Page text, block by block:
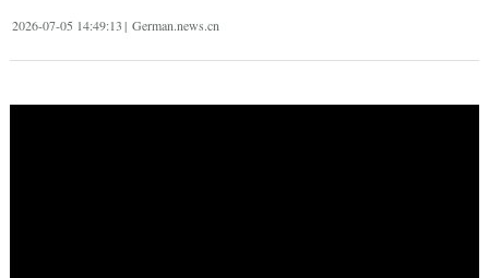
2026-07-05 14:49:13| German.news.cn